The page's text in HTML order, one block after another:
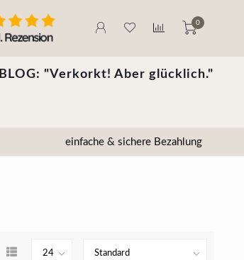
0
BLOG: "Verkorkt! Aber glücklich."
einfache & sichere Bezahlung